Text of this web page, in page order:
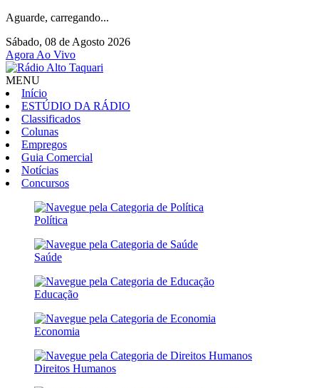
Aguarde, carregando...
Sábado, 08 de Agosto 2026
Agora Ao Vivo
MENU
Início
ESTÚDIO DA RÁDIO
Classificados
Colunas
Empregos
Guia Comercial
Notícias
Concursos
Política
Saúde
Educação
Economia
Direitos Humanos